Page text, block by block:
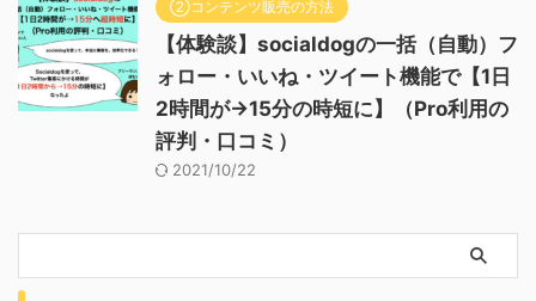
②コンテンツ販売の方法
【体験談】socialdogの一括（自動）フ
ォロー・いいね・ツイート機能で【1日
2時間が→15分の時短に】（Pro利用の
評判・口コミ）
2021/10/22